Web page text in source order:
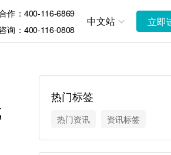
作：400-116-6869
询：400-116-0808
中文站 立即
热门标签
热门资讯 资讯标签